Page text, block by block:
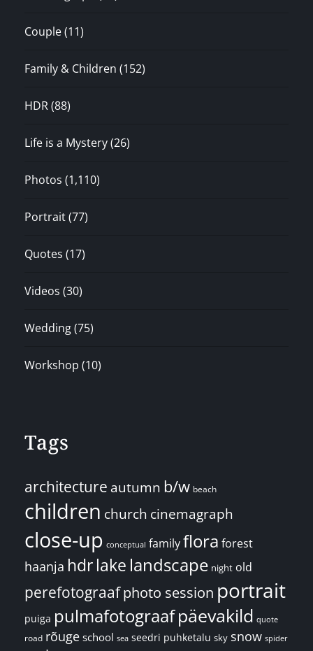
Couple(11)
Family & Children (152)
HDR(88)
Life is a Mystery(26)
Photos (1,110)
Portrait(77)
Quotes (17)
Videos (30)
Wedding(75)
Workshop (10)
Tags
architecture autumn b/w beach
children church cinemagraph
close-up conceptual familyflora forest
haanja hdrlake landscape night old
perefotograafphoto session portrait
puiga pulmafotograafpäevakild quote
road rõuge school sea seedri puhketalu sky snow spider